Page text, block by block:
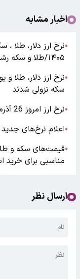
اخبار مشابه
●
۱۴۰۵/طلا و سکه رشد کردند
●
سکه نزولی شدند
●نرخ ارز امروز 26 آذرماه/ صعود دلار متوقف شد
●اعلام نرخ‌های جدید
●قیمت‌های سکه و
مناسبی برای خرید
ارسال نظر